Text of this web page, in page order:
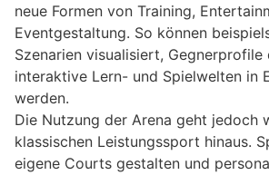
neue Formen von Training,
Eventgestaltung. So können
Szenarien visualisiert,
interaktive Lern- und Spielwelten in
werden.
Die Nutzung der Arena geht jedoch
klassischen Leistungssport hinaus.
eigene Courts gestalten und